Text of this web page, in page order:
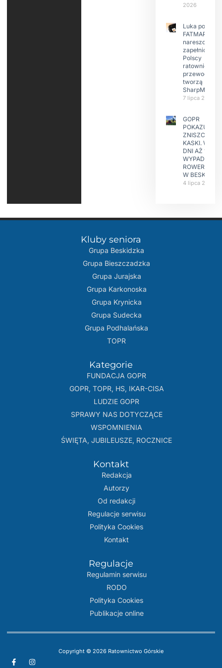
2026
Luka po
FATMAP-ie
nareszcie
zapełniona?
Polscy
ratownicy i
przewodnicy
tworzą
SharpMap
7 lipca 2026
GOPR
POKAZUJE
ZNISZCZONE
KASKI. W
DNI AŻ 15
WYPADKÓW
W
4 lipca 2026
Kluby seniora
Grupa Beskidzka​
Grupa Bieszczadzka
Grupa Jurajska
Grupa Karkonoska
Grupa Krynicka
Grupa Sudecka
Grupa Podhalańska
TOPR
Kategorie
FUNDACJA GOPR
GOPR, TOPR, HS, IKAR-CISA
LUDZIE GOPR
SPRAWY NAS DOTYCZĄCE
WSPOMNIENIA
ŚWIĘTA, JUBILEUSZE, ROCZNICE
Kontakt
Redakcja
Autorzy
Od redakcji
Regulacje serwisu
Polityka Cookies
Kontakt
Regulacje
Regulamin serwisu
RODO
Polityka Cookies
Publikacje online
Copyright © 2026 Ratownictwo Górskie